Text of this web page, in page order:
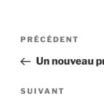
Navigation
l’article
Article
précédent
PRÉCÉDENT
Un nouveau
Article
SUIVANT